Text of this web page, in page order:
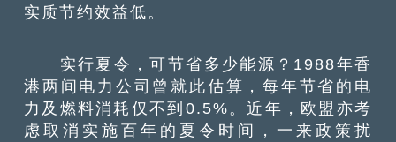
实质节约效益低。
实行夏令，可节省多少能源？1988年香
港两间电力公司曾就此估算，每年节省的电
力及燃料消耗仅不到0.5%。近年，欧盟亦考
虑取消实施百年的夏令时间，一来政策扰